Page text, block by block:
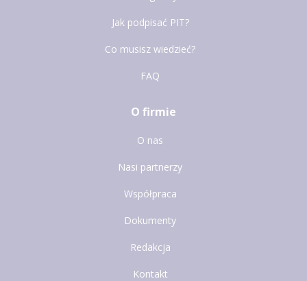
Jak podpisać PIT?
Co musisz wiedzieć?
FAQ
O firmie
O nas
Nasi partnerzy
Współpraca
Dokumenty
Redakcja
Kontakt